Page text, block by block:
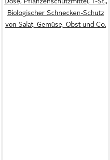
Biologischer Schnecken-Schutz
von Salat, Gemüse, Obst und Co.